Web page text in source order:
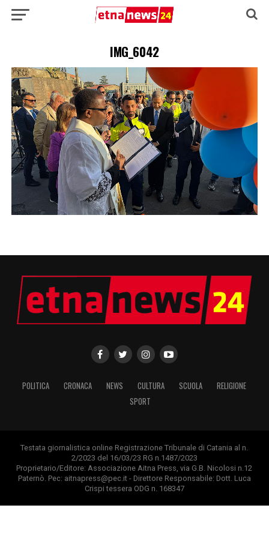
IMG_6042
POLITICA CRONACA NEWS CULTURA SCUOLA
RELIGIONE
SPORT
Testata giornalistica online Registrazione Tribunale di Catania al n.
2/2023 del 16/03/23 RG n.1487/2023
Proprietario/Editore: Associazione Aitna Press, via G.B. Nicolosi n.12
Paternò. Pec: aitnapress@pec.it - Direttore Responsabile: Dott. Luca
Crispi tessera ODG n. 168347